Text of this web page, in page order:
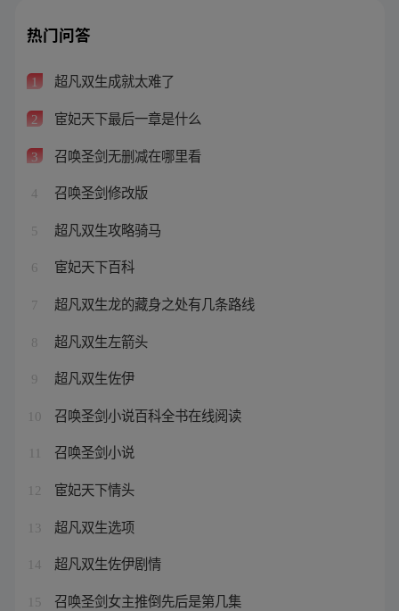
热门问答
1 超凡双生成就太难了
2 宦妃天下最后一章是什么
3 召唤圣剑无删减在哪里看
4 召唤圣剑修改版
5 超凡双生攻略骑马
6 宦妃天下百科
7 超凡双生龙的藏身之处有几条路线
8 超凡双生左箭头
9 超凡双生佐伊
10 召唤圣剑小说百科全书在线阅读
召唤圣剑小说
12 宦妃天下情头
13 超凡双生选项
14 超凡双生佐伊剧情
15 召唤圣剑女主推倒先后是第几集